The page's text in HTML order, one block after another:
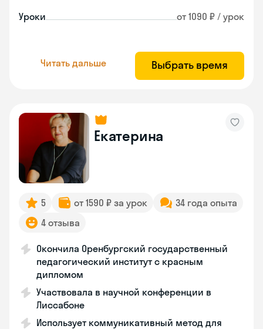
Уроки от 1090 ₽ / урок
Читать дальше Выбрать время
Екатерина
5 от 1590 ₽ за урок
34 года опыта
4 отзыва
Окончила Оренбургский государственный
педагогический институт с красным
дипломом
Участвовала в научной конференции в
Лиссабоне
Использует коммуникативный метод для